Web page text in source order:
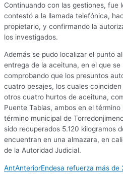
Continuando con las gestiones, fue
contestó a la llamada telefónica,
propietario, y confirmando la
los investigados.
Además se pudo localizar el punto
entrega de la aceituna, en el que se
comprobando que los presuntos
cuatro pesajes, los cuales
otros cuatro hurtos de aceituna,
Puente Tablas, ambos en el
término municipal de
sido recuperados 5.120 kilogramos
encuentran en una almazara, en
de la Autoridad Judicial.
AntAnteriorEndesa refuerza más